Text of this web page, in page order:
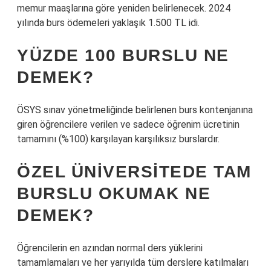
memur maaşlarına göre yeniden belirlenecek. 2024
yılında burs ödemeleri yaklaşık 1.500 TL idi.
YÜZDE 100 BURSLU NE
DEMEK?
ÖSYS sınav yönetmeliğinde belirlenen burs kontenjanına
giren öğrencilere verilen ve sadece öğrenim ücretinin
tamamını (%100) karşılayan karşılıksız burslardır.
ÖZEL ÜNIVERSITEDE TAM
BURSLU OKUMAK NE
DEMEK?
Öğrencilerin en azından normal ders yüklerini
tamamlamaları ve her yarıyılda tüm derslere katılmaları